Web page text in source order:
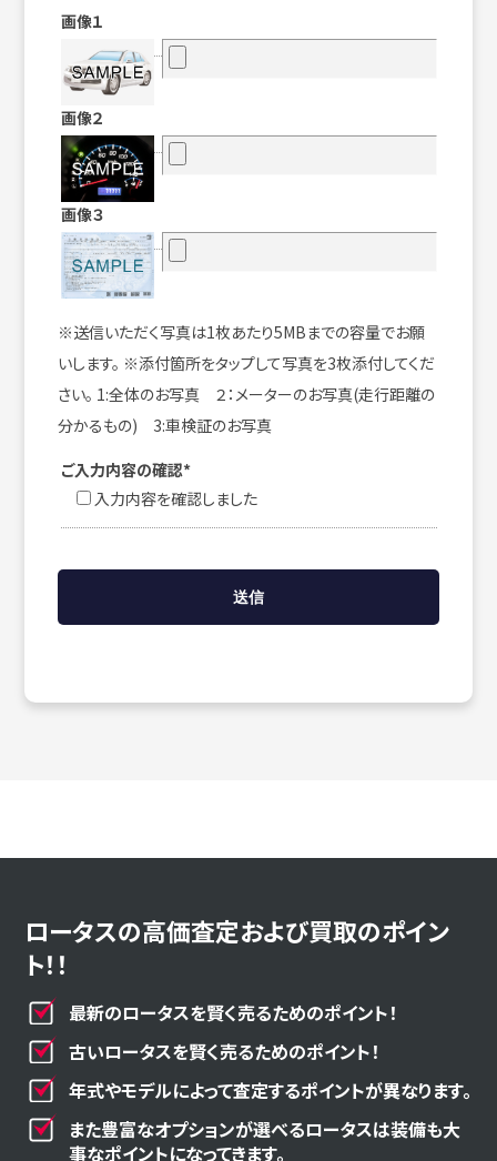
画像１
画像２
画像３
※送信いただく写真は1枚あたり5MBまでの容量でお願
いします。 ※添付箇所をタップして写真を3枚添付してくだ
さい。 1:全体のお写真 ２：メーターのお写真(走行距離の
分かるもの) 3:車検証のお写真
ご入力内容の確認*
入力内容を確認しました
ロータスの高価査定および買取のポイン
ト！！
最新のロータスを賢く売るためのポイント！
古いロータスを賢く売るためのポイント！
年式やモデルによって査定するポイントが異なります。
また豊富なオプションが選べるロータスは装備も大
事なポイントになってきます。